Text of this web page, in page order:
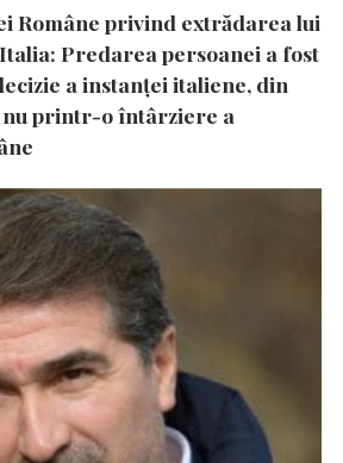
Române privind extrădarea lui
Predarea persoanei a fost
a instanţei italiene, din
nu printr-o întârziere a